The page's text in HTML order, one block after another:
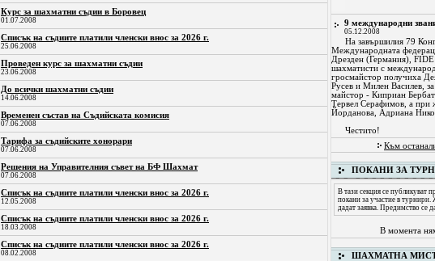
Курс за шахматни съдии в Боровец
01.07.2008
Списък на съдиите платили членски внос за 2026 г.
25.06.2008
Проведен курс за шахматни съдии
23.06.2008
До всички шахматни съдии
14.06.2008
Временен състав на Съдийската комисия
07.06.2008
Тарифа за съдийските хонорари
07.06.2008
Решения на Управителния съвет на БФ Шахмат
07.06.2008
Списък на съдиите платили членски внос за 2026 г.
12.05.2008
Списък на съдиите платили членски внос за 2026 г.
18.03.2008
Списък на съдиите платили членски внос за 2026 г.
08.02.2008
9 международни
05.12.2008
На завършилия 79
Международната
Дрезден (Германия),
шахматисти с
гросмайстор получиха
Русев и Милен Василев,
майстор - Киприан
Тервел Серафимов, а при
Йорданова, Адриана
Честито!
Към
ПОКАНИ ЗА
В тази секция се публикуват
покани за участие в турнири.
дадат заявка. Предимство се
В момента
ШАХМАТНА